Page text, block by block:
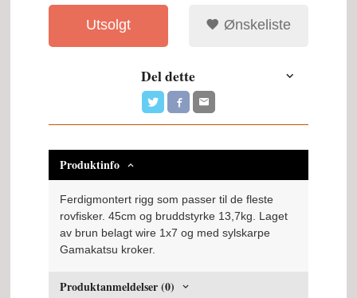
Utsolgt Ønskeliste
Del dette
Produktinfo
Ferdigmontert rigg som passer til de fleste
rovfisker. 45cm og bruddstyrke 13,7kg. Laget
av brun belagt wire 1x7 og med sylskarpe
Gamakatsu kroker.
Produktanmeldelser (0)